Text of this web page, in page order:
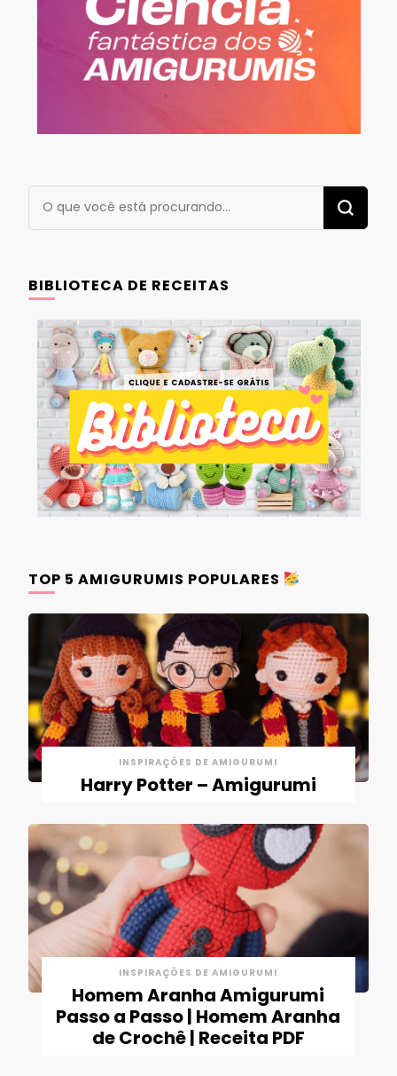
Procurando
algo?
BIBLIOTECA DE RECEITAS
TOP 5 AMIGURUMIS POPULARES
INSPIRAÇÕES DE AMIGURUMI
Harry Potter – Amigurumi
INSPIRAÇÕES DE AMIGURUMI
Homem Aranha Amigurumi
Passo a Passo | Homem Aranha
de Crochê | Receita PDF